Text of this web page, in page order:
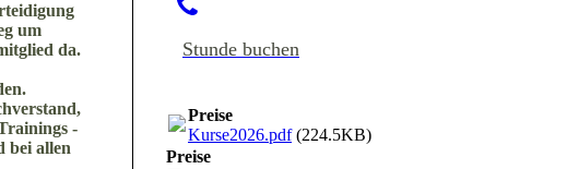
um
da.
-
bei allen
Stunde buchen
Preise
Kurse2026.pdf(224.5KB)
Preise